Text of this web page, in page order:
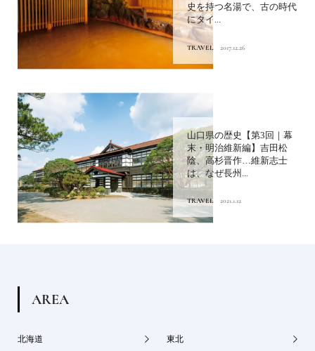
史を持つ名湯で、古の時代
にタイ...
TRAVEL 2017.12.26
山口県の歴史【第3回｜幕
末・明治維新編】吉田松
陰、高杉晋作…維新志士
は、なぜ長州...
TRAVEL 2021.1.12
AREA
北海道 東北